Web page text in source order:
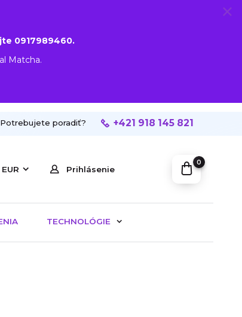
0917989460.
Matcha.
EUR Prihlásenie
Potrebujete poradiť? +421 918 145 821
0
TECHNOLÓGIE